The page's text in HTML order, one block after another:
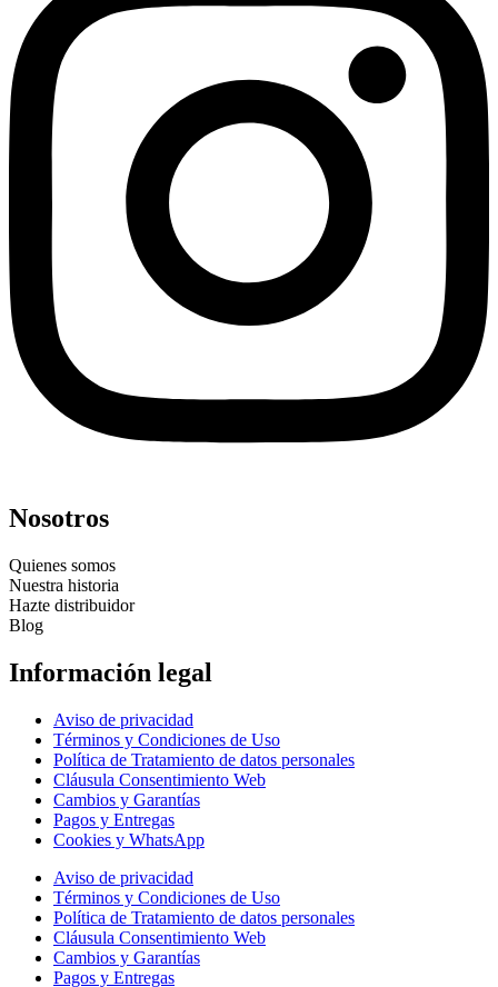
Nosotros
Quienes somos
Nuestra historia
Hazte distribuidor
Blog
Información legal
Aviso de privacidad
Términos y Condiciones de Uso
Política de Tratamiento de datos personales
Cláusula Consentimiento Web
Cambios y Garantías
Pagos y Entregas
Cookies y WhatsApp
Aviso de privacidad
Términos y Condiciones de Uso
Política de Tratamiento de datos personales
Cláusula Consentimiento Web
Cambios y Garantías
Pagos y Entregas